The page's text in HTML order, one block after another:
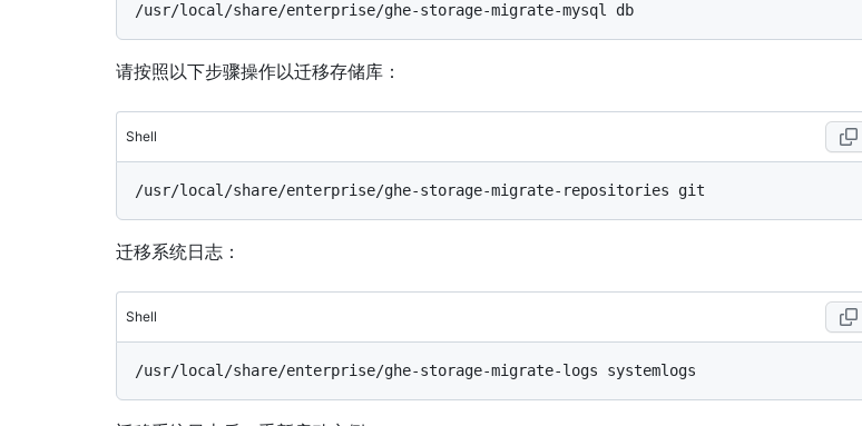
请按照以下步骤操作以迁移存储库：
Shell
迁移系统日志：
Shell